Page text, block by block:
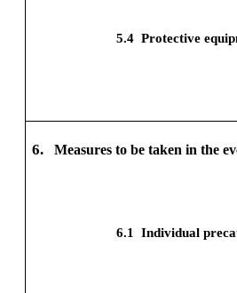
5.4 Protective
6. Measures to be taken in the
6.1 Individual